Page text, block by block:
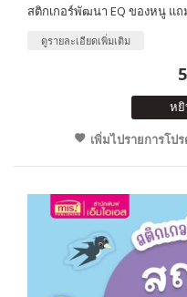
สติกเกอร์พัฒนา EQ ของหนู แ
ดูรายละเอียดเพิ่มเติม
หยิ
เพิ่มไปรายการโปร